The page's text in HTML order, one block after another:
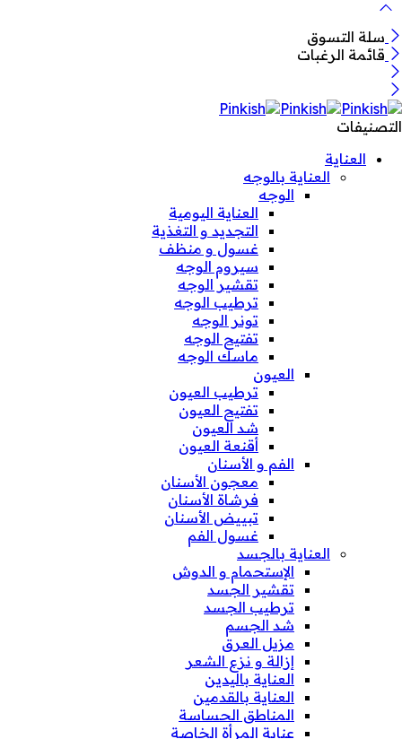
سلة التسوق
قائمة الرغبات
التصنيفات
العناية
العناية بالوجه
الوجه
العناية اليومية
التجديد و التغذية
غسول و منظف
سيروم الوجه
تقشير الوجه
ترطيب الوجه
تونر الوجه
تفتيح الوجه
ماسك الوجه
العيون
ترطيب العيون
تفتيح العيون
شد العيون
أقنعة العيون
الفم و الأسنان
معجون الأسنان
فرشاة الأسنان
تبييض الأسنان
غسول الفم
العناية بالجسد
الإستحمام و الدوش
تقشير الجسد
ترطيب الجسد
شد الجسم
مزيل العرق
إزالة و نزع الشعر
العناية باليدين
العناية بالقدمين
المناطق الحساسة
عناية المرأة الخاصة